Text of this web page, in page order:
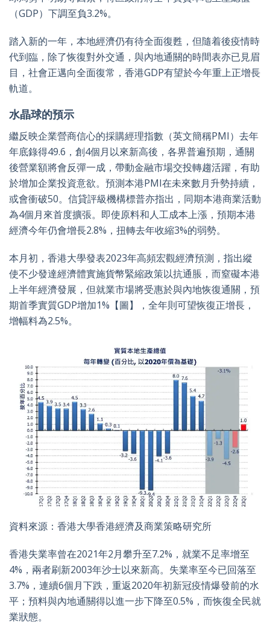
（GDP）下調至負3.2%。
踏入新的一年，本地經濟仍有待全面復甦，但隨着後疫情時
代到臨，除了恢復對外交通，與內地通關的時間表亦已見眉
目，社會正邁向全面復常，香港GDP有望於今年重上正增長
軌道。
水晶球的預示
繼反映企業營商信心的採購經理指數（英文簡稱PMI）去年
年底錄得49.6，創4個月以來新高後，各界普遍預期，通關
後營業額將會反彈一成，帶動金融市場交投轉趨活躍，有助
於增加企業投資意欲。預測本港PMI在未來數月升勢持續，
或會衝破50。信貸評級機構標普亦指出，同期本港商業活動
為4個月來首度擴張。即使原料和人工成本上漲，預期本港
經濟今年仍會增長2.8%，扭轉去年收縮3%的弱勢。
本月初，香港大學發表2023年高頻宏觀經濟預測，指出縱
使不少發達經濟體實施貨幣緊縮政策以抗通脹，而窒礙本港
上半年經濟發展，但就業市場將受惠於與內地恢復通關，預
期首季實質GDP增加1%【圖】，全年則可望恢復正增長，
增幅料為2.5%。
資料來源：香港大學香港經濟及商業策略研究所
香港失業率曾在2021年2月攀升至7.2%，就業不足率增至
4%，兩者刷新2003年沙士以來新高。失業率至今已回落至
3.7%，連續6個月下跌，重返2020年初新冠疫情爆發前的水
平；預料與內地通關得以進一步下降至0.5%，而恢復全民就
業狀態。